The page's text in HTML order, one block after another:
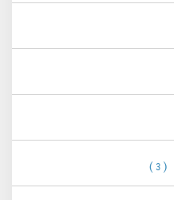
( 3 )